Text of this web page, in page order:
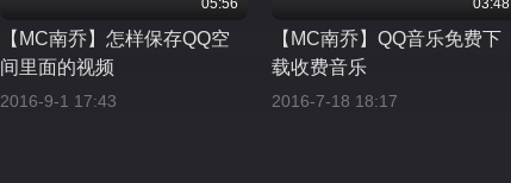
05:56
【MC南乔】怎样保存QQ空
间里面的视频
2016-9-1 17:43
03:48
【MC南乔】QQ音乐免费下
载收费音乐
2016-7-18 18:17